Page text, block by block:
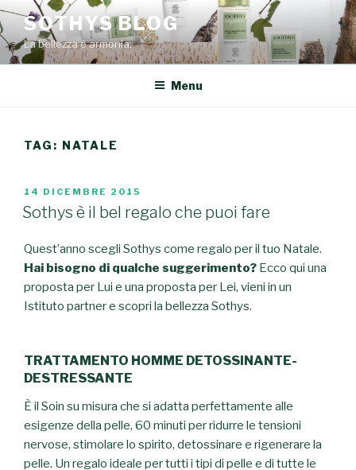
Salta
al
contenuto
SOTHYS BLOG
La bellezza è armonia.
Menu
TAG: NATALE
PUBBLICATO
IL
14 DICEMBRE 2015
Sothys è il bel regalo che puoi fare
Quest’anno scegli Sothys come regalo per il tuo Natale.
Hai bisogno di qualche suggerimento? Ecco qui una
proposta per Lui e una proposta per Lei, vieni in un
Istituto partner e scopri la bellezza Sothys.
TRATTAMENTO HOMME DETOSSINANTE-
DESTRESSANTE
È il Soin su misura che si adatta perfettamente alle
esigenze della pelle, 60 minuti per ridurre le tensioni
nervose, stimolare lo spirito, detossinare e rigenerare la
pelle. Un regalo ideale per tutti i tipi di pelle e di tutte le